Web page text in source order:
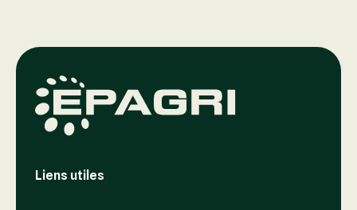
Liens utiles